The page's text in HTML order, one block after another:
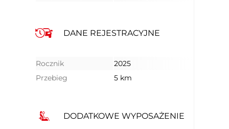
DANE REJESTRACYJNE
Rocznik
2025
Przebieg
5 km
DODATKOWE WYPOSAŻENIE